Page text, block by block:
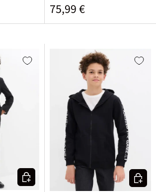
Običajna cena
75,99 €
Izberi varianto Izberi